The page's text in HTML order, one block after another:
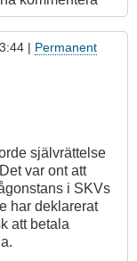
| Permanent
självrättelse
var ont att
i SKVs
har deklarerat
att betala